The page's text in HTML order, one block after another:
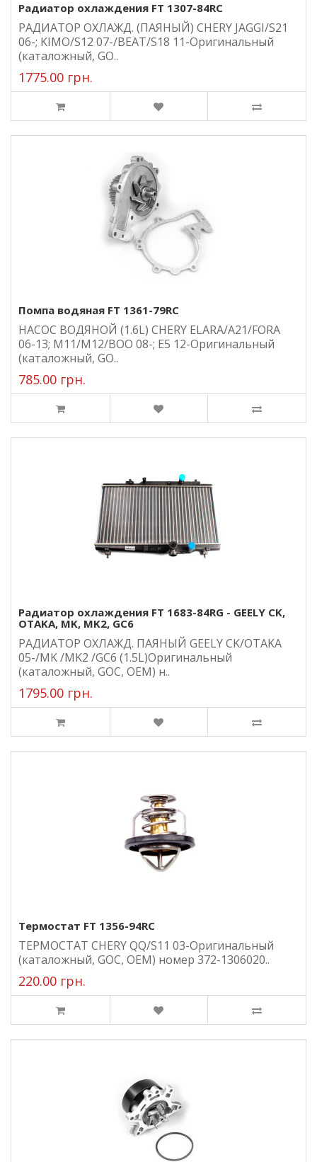
Радиатор охлаждения FT 1307-84RC
РАДИАТОР ОХЛАЖД. (ПАЯНЫЙ) CHERY JAGGI/S21
06-; KIMO/S12 07-/BEAT/S18 11-Оригинальный
(каталожный, GO..
1775.00 грн.
Помпа водяная FT 1361-79RC
НАСОС ВОДЯНОЙ (1.6L) CHERY ELARA/A21/FORA
06-13; M11/M12/BOO 08-; E5 12-Оригинальный
(каталожный, GO..
785.00 грн.
Радиатор охлаждения FT 1683-84RG - GEELY CK,
OTAKA, MK, MK2, GC6
РАДИАТОР ОХЛАЖД. ПАЯНЫЙ GEELY CK/OTAKA
05-/MK /MK2 /GC6 (1.5L)Оригинальный
(каталожный, GOC, ОЕМ) н..
1795.00 грн.
Термостат FT 1356-94RC
ТЕРМОСТАТ CHERY QQ/S11 03-Оригинальный
(каталожный, GOC, ОЕМ) номер 372-1306020..
220.00 грн.